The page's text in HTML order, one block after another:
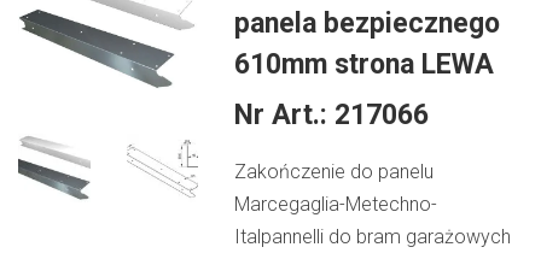
panela bezpiecznego
610mm strona LEWA
Nr Art.: 217066
Zakończenie do panelu
Marcegaglia-Metechno-
Italpannelli do bram garażowych